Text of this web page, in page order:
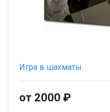
Игра в шахматы
от 2000 ₽